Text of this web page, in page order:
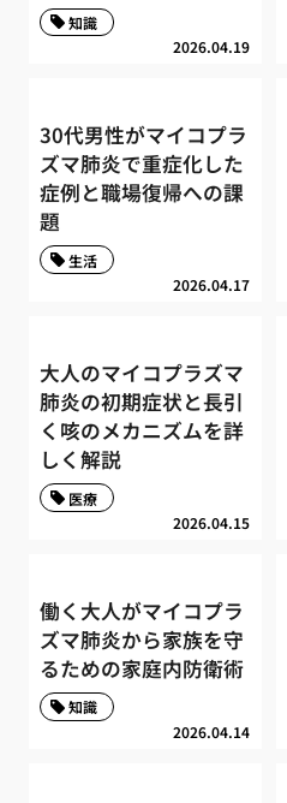
2026.04.19
知識
30代男性がマイコプラ
ズマ肺炎で重症化した
症例と職場復帰への課
題
2026.04.17
生活
大人のマイコプラズマ
肺炎の初期症状と長引
く咳のメカニズムを詳
しく解説
2026.04.15
医療
働く大人がマイコプラ
ズマ肺炎から家族を守
るための家庭内防衛術
2026.04.14
知識